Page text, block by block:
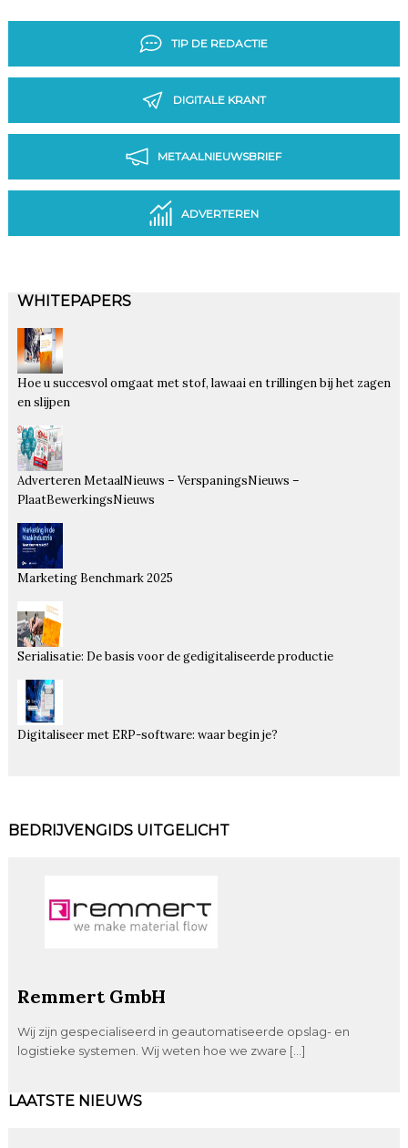
TIP DE REDACTIE
DIGITALE KRANT
METAALNIEUWSBRIEF
ADVERTEREN
WHITEPAPERS
Hoe u succesvol omgaat met stof, lawaai en trillingen bij het zagen
en slijpen
Adverteren MetaalNieuws – VerspaningsNieuws –
PlaatBewerkingsNieuws
Marketing Benchmark 2025
Serialisatie: De basis voor de gedigitaliseerde productie
Digitaliseer met ERP-software: waar begin je?
BEDRIJVENGIDS UITGELICHT
Remmert GmbH
Wij zijn gespecialiseerd in geautomatiseerde opslag- en
logistieke systemen. Wij weten hoe we zware […]
LAATSTE NIEUWS